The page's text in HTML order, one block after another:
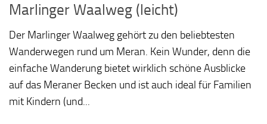
Marlinger Waalweg (leicht)
Der Marlinger Waalweg gehört zu den beliebtesten
Wanderwegen rund um Meran. Kein Wunder, denn die
einfache Wanderung bietet wirklich schöne Ausblicke
auf das Meraner Becken und ist auch ideal für Familien
mit Kindern (und...